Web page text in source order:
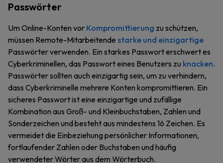
Passwörter
Um Online-Konten vor Kompromittierung zu schützen,
müssen Remote-Mitarbeitende starke und einzigartige
Passwörter verwenden. Ein starkes Passwort erschwert es
Cyberkriminellen, das Passwort eines Benutzers zu knacken.
Passwörter sollten auch einzigartig sein, um zu verhindern,
dass Cyberkriminelle mehrere Konten kompromittieren. Ein
sicheres Passwort ist eine einzigartige und zufällige
Kombination aus Groß- und Kleinbuchstaben, Zahlen und
Sonderzeichen und besteht aus mindestens 16 Zeichen. Es
vermeidet die Einbeziehung persönlicher Informationen,
fortlaufender Zahlen oder Buchstaben und häufig
verwendeter Wörter aus dem Wörterbuch.